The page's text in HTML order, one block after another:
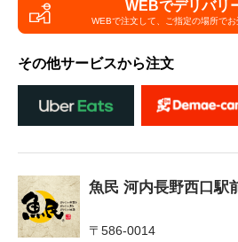
WEBでデリバリ
WEBで注文して、 ご指定の場所で
その他サービスから注文
魚民 河内長野西口駅
〒586-0014